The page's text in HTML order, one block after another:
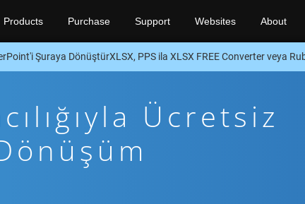
Products Purchase Support Websites About
Şuraya DönüştürXLSX, PPS ila XLSX FREE Converter veya
Ücretsiz